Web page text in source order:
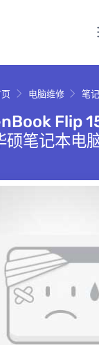
电脑维修 笔
Flip
硕笔记本电